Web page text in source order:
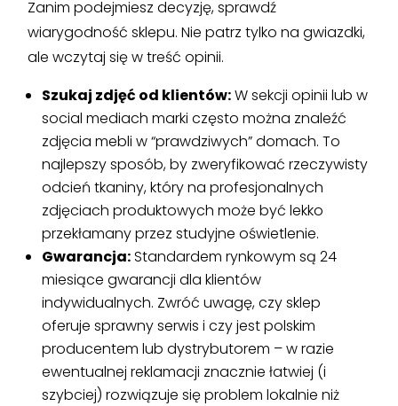
Zanim podejmiesz decyzję, sprawdź
wiarygodność sklepu. Nie patrz tylko na gwiazdki,
ale wczytaj się w treść opinii.
Szukaj zdjęć od klientów:W sekcji opinii lub w
social mediach marki często można znaleźć
zdjęcia mebli w “prawdziwych” domach. To
najlepszy sposób, by zweryfikować rzeczywisty
odcień tkaniny, który na profesjonalnych
zdjęciach produktowych może być lekko
przekłamany przez studyjne oświetlenie.
Gwarancja:Standardem rynkowym są 24
miesiące gwarancji dla klientów
indywidualnych. Zwróć uwagę, czy sklep
oferuje sprawny serwis i czy jest polskim
producentem lub dystrybutorem – w razie
ewentualnej reklamacji znacznie łatwiej (i
szybciej) rozwiązuje się problem lokalnie niż